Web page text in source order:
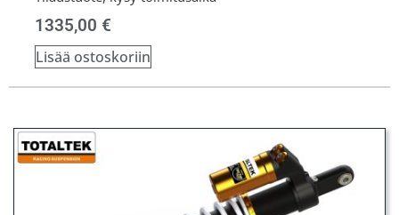
1335,00 €
Lisää ostoskoriin